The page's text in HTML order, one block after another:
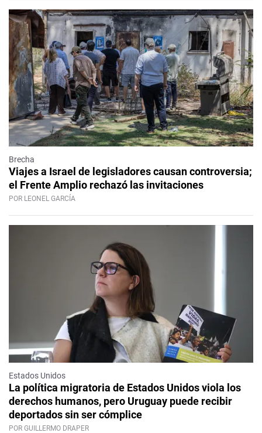
Brecha
Viajes a Israel de legisladores causan controversia;
el Frente Amplio rechazó las invitaciones
POR LEONEL GARCÍA
Estados Unidos
La política migratoria de Estados Unidos viola los
derechos humanos, pero Uruguay puede recibir
deportados sin ser cómplice
POR GUILLERMO DRAPER